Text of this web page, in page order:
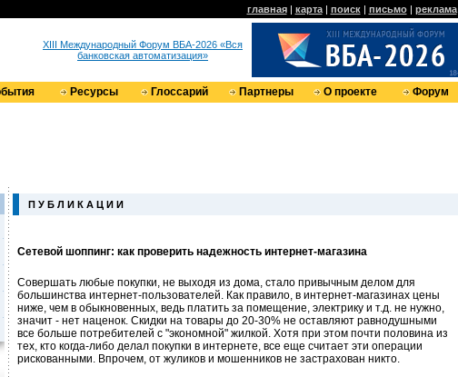
главная| карта| поиск| письмо| реклама
XIII Международный Форум ВБА-2026 «Вся
банковская автоматизация»
Ресурсы Глоссарий Партнеры О проекте Форум
П У Б Л И К А Ц И И
Сетевой шоппинг: как проверить надежность интернет-магазина
Совершать любые покупки, не выходя из дома, стало привычным делом для
большинства интернет-пользователей. Как правило, в интернет-магазинах цены
ниже, чем в обыкновенных, ведь платить за помещение, электрику и т.д. не нужно,
значит - нет наценок. Скидки на товары до 20-30% не оставляют равнодушными
все больше потребителей с "экономной" жилкой. Хотя при этом почти половина из
тех, кто когда-либо делал покупки в интернете, все еще считает эти операции
рискованными. Впрочем, от жуликов и мошенников не застрахован никто.